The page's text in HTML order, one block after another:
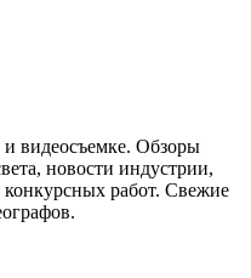
видеосъемке. Обзоры
новости индустрии,
работ. Свежие